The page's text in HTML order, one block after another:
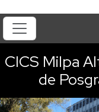
CICS Milpa
de